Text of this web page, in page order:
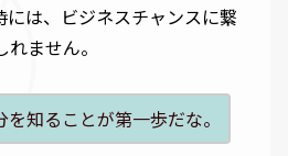
には、ビジネスチャンスに繋
ません。
を知ることが第一歩だな。